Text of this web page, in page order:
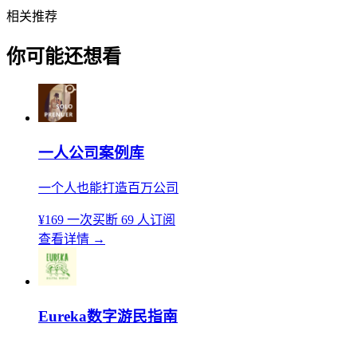
相关推荐
你可能还想看
一人公司案例库
一个人也能打造百万公司
¥169 一次买断 69 人订阅
查看详情 →
Eureka数字游民指南